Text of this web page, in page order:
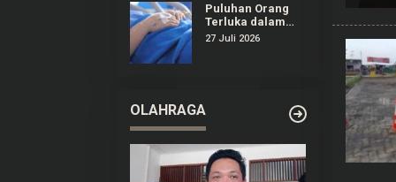
Puluhan Orang
Terluka dalam
Insiden
27 Juli 2026
OLAHRAGA